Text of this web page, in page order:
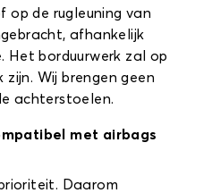
op de rugleuning van
afhankelijk
Het borduurwerk zal op
Wij brengen geen
achterstoelen.
met airbags
Daarom